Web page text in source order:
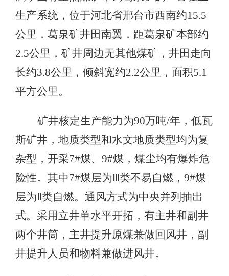
生产系统，位于河北省邢台市西南约15.5
公里，葛泉矿井田南翼，距葛泉矿本部约
2.5公里，矿井周边无其他煤矿，井田走向
长约3.8公里，倾斜宽约2.2公里，面积5.1
平方公里。
矿井核定生产能力为90万吨/年，低瓦
斯矿井，地质类型和水文地质类型均为复
杂型，开采7#煤、9#煤，煤尘均有爆炸危
险性。其中7#煤层为Ⅲ类不易自燃，9#煤
层为Ⅱ类自燃。通风方式为中央并列抽出
式。采用立井单水平开拓，有主井和副井
两个井筒，主井提升原煤兼做回风井，副
井提升人员和物料兼做进风井。